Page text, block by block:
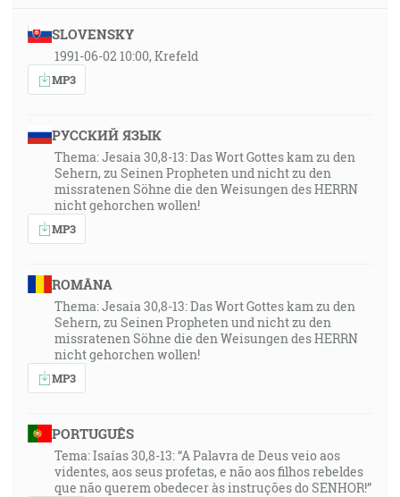
SLOVENSKY
1991-06-02 10:00, Krefeld
MP3
РУССКИЙ ЯЗЫК
Thema: Jesaia 30,8-13: Das Wort Gottes kam zu den
Sehern, zu Seinen Propheten und nicht zu den
missratenen Söhne die den Weisungen des HERRN
nicht gehorchen wollen!
MP3
ROMÂNA
Thema: Jesaia 30,8-13: Das Wort Gottes kam zu den
Sehern, zu Seinen Propheten und nicht zu den
missratenen Söhne die den Weisungen des HERRN
nicht gehorchen wollen!
MP3
PORTUGUÊS
Tema: Isaías 30,8-13: “A Palavra de Deus veio aos
videntes, aos seus profetas, e não aos filhos rebeldes
que não querem obedecer às instruções do SENHOR!”